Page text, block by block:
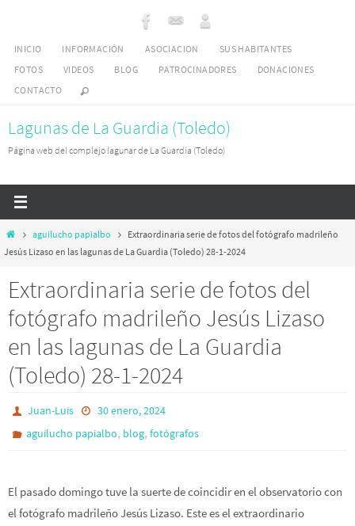
contenido
INICIO INFORMACIÓN ASOCIACION
SUS HABITANTES
FOTOS
VIDEOS BLOG PATROCINADORES
DONACIONES
CONTACTO
Lagunas de La Guardia (Toledo)
Página web del complejo lagunar de La Guardia (Toledo)
Inicioaguilucho papialbo
Extraordinaria serie de fotos del fotógrafo madrileño
Jesús Lizaso en las lagunas de La Guardia (Toledo) 28-1-2024
Extraordinaria serie de fotos del
fotógrafo madrileño Jesús Lizaso
en las lagunas de La Guardia
(Toledo) 28-1-2024
Juan-Luis
30 enero, 2024
aguilucho papialbo, blog,fotógrafos
El pasado domingo tuve la suerte de coincidir en el observatorio con
el fotógrafo madrileño Jesús Lizaso. Este es el extraordinario